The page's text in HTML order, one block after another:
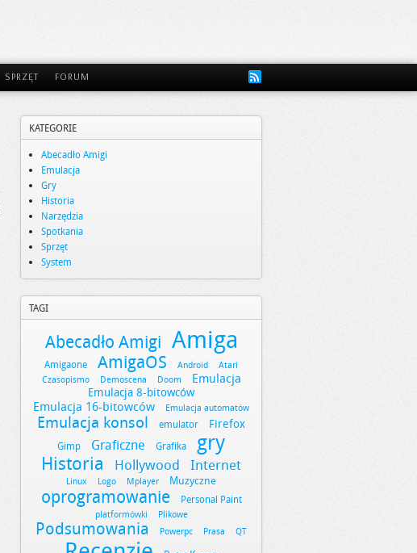
SPRZĘT FORUM
KATEGORIE
Abecadło Amigi
Emulacja
Gry
Historia
Narzędzia
Spotkania
Sprzęt
System
TAGI
Abecadło Amigi Amiga
Amigaone AmigaOS Android
Atari
Czasopismo
Demoscena Doom Emulacja
Emulacja 8-bitowców
Emulacja 16-bitowców Emulacja automatów
Emulacja konsol emulator Firefox
Gimp Graficzne Grafika gry
Historia Hollywood Internet
Linux Logo Mplayer Muzyczne
oprogramowanie Personal Paint
platformówki Plikowe
Podsumowania Powerpc Prasa QT